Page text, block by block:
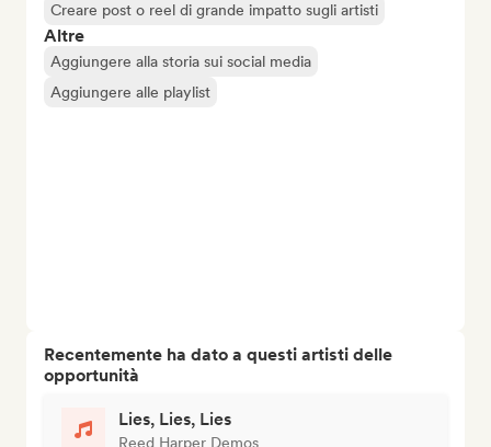
Creare post o reel di grande impatto sugli artisti
Altre
Aggiungere alla storia sui social media
Aggiungere alle playlist
Recentemente ha dato a questi artisti delle
opportunità
Lies, Lies, Lies
Reed Harper Demos